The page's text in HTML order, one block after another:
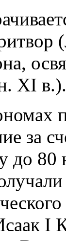
XI в.).
за
до 80
I